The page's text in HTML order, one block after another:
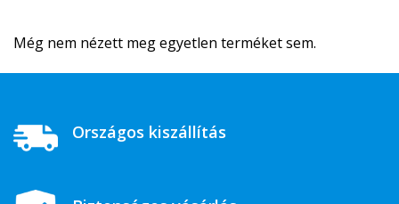
Még nem nézett meg egyetlen terméket sem.
Országos kiszállítás